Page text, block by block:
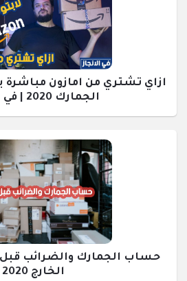
ازاي تشتري من امازون
الجمارك 2020 | في الإنجاز
حساب الجمارك والضرائب
الخارج 2020